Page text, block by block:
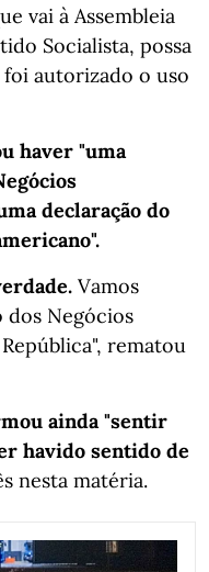
vai à Assembleia
Socialista, possa
autorizado o uso
haver "uma
declaração do
Vamos
dos Negócios
rematou
ainda "sentir
havido sentido de
nesta matéria.